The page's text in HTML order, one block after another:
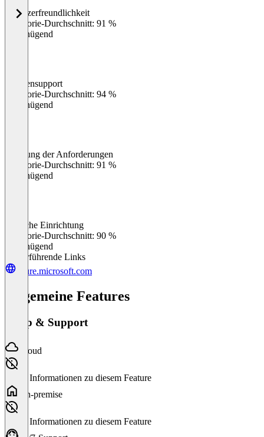
%
Benutzerfreundlichkeit
Kategorie-Durchschnitt: 91 %
Ungenügend
Kundensupport
Kategorie-Durchschnitt: 94 %
Ungenügend
Erfüllung der Anforderungen
Kategorie-Durchschnitt: 91 %
Ungenügend
Einfache Einrichtung
Kategorie-Durchschnitt: 90 %
Ungenügend
Weiterführende Links
azure.microsoft.com
Allgemeine Features
Setup & Support
Cloud
Keine Informationen zu diesem Feature
On-premise
Keine Informationen zu diesem Feature